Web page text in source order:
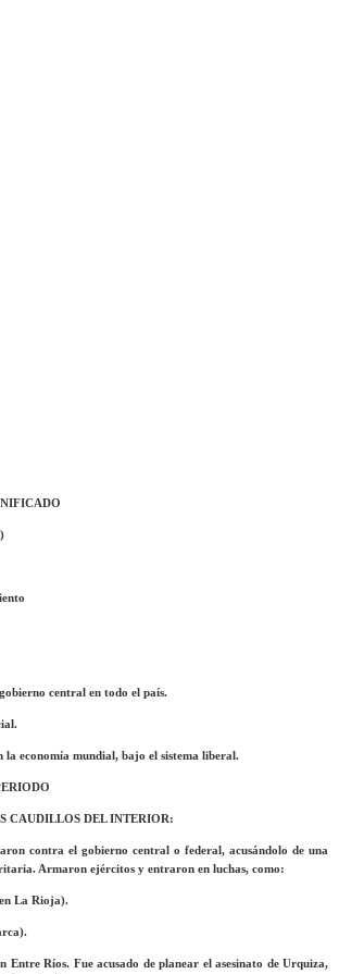
central en todo el país.
economía mundial, bajo el sistema liberal.
CAUDILLOS DEL INTERIOR:
contra el gobierno central o federal, acusándolo de una
Armaron ejércitos y entraron en luchas, como:
La Rioja).
Entre Ríos. Fue acusado de planear el asesinato de Urquiza,